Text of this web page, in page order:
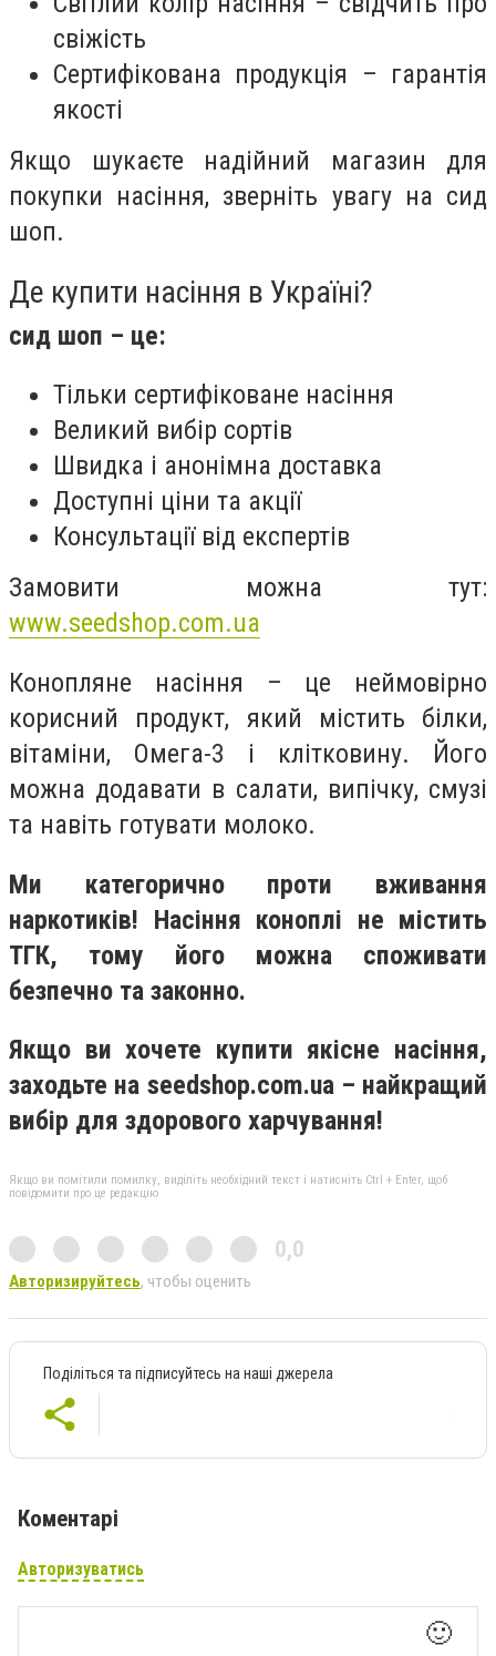
свіжість
Сертифікована продукція – гарантія
якості
Якщо шукаєте надійний магазин для
покупки насіння, зверніть увагу на сид
шоп.
Де купити насіння в Україні?
сид шоп – це:
Тільки сертифіковане насіння
Великий вибір сортів
Швидка і анонімна доставка
Доступні ціни та акції
Консультації від експертів
Замовити можна тут:
www.seedshop.com.ua
Конопляне насіння – це неймовірно
корисний продукт, який містить білки,
вітаміни, Омега-3 і клітковину. Його
можна додавати в салати, випічку, смузі
та навіть готувати молоко.
Ми категорично проти вживання
наркотиків! Насіння коноплі не містить
ТГК, тому його можна споживати
безпечно та законно.
Якщо ви хочете купити якісне насіння,
заходьте на seedshop.com.ua – найкращий
вибір для здорового харчування!
Якщо ви помітили помилку, виділіть необхідний текст і натисніть Ctrl + Enter, щоб
повідомити про це редакцію
0,0
Авторизируйтесь, чтобы оценить
Поділіться та підписуйтесь на наші джерела
Коментарі
Авторизуватись
🙂